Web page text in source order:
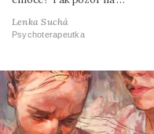
Lenka Suchá
Psychoterapeutka